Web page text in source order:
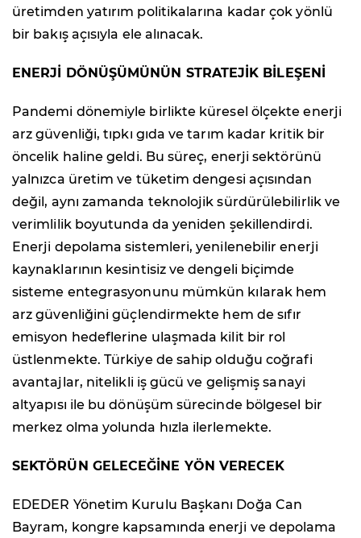
üretimden yatırım politikalarına kadar çok yönlü
bir bakış açısıyla ele alınacak.
ENERJİ DÖNÜŞÜMÜNÜN STRATEJİK BİLEŞENİ
Pandemi dönemiyle birlikte küresel ölçekte enerji
arz güvenliği, tıpkı gıda ve tarım kadar kritik bir
öncelik haline geldi. Bu süreç, enerji sektörünü
yalnızca üretim ve tüketim dengesi açısından
değil, aynı zamanda teknolojik sürdürülebilirlik ve
verimlilik boyutunda da yeniden şekillendirdi.
Enerji depolama sistemleri, yenilenebilir enerji
kaynaklarının kesintisiz ve dengeli biçimde
sisteme entegrasyonunu mümkün kılarak hem
arz güvenliğini güçlendirmekte hem de sıfır
emisyon hedeflerine ulaşmada kilit bir rol
üstlenmekte. Türkiye de sahip olduğu coğrafi
avantajlar, nitelikli iş gücü ve gelişmiş sanayi
altyapısı ile bu dönüşüm sürecinde bölgesel bir
merkez olma yolunda hızla ilerlemekte.
SEKTÖRÜN GELECEĞİNE YÖN VERECEK
EDEDER Yönetim Kurulu Başkanı Doğa Can
Bayram, kongre kapsamında enerji ve depolama